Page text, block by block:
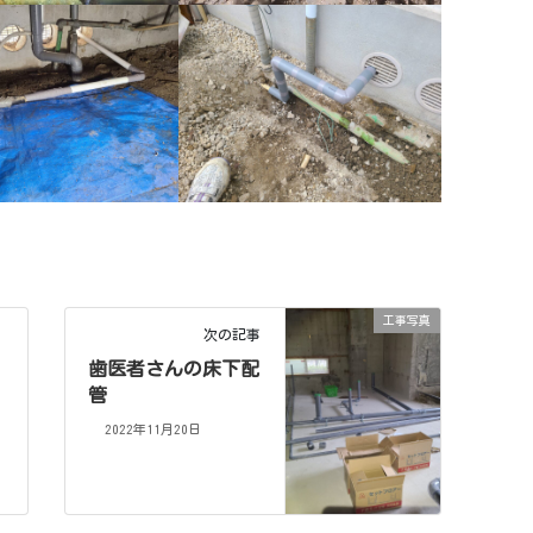
工事写真
次の記事
歯医者さんの床下配
管
2022年11月20日